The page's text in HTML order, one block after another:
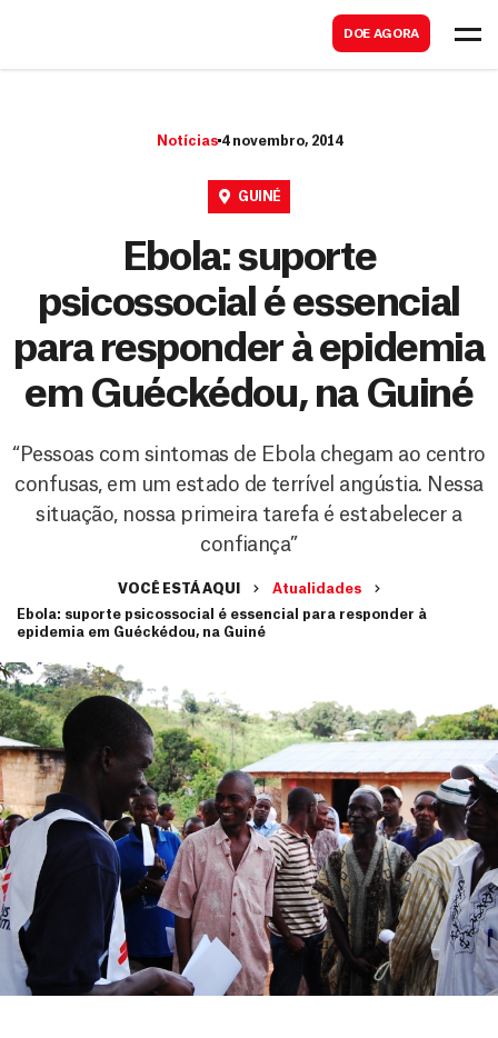
DOE AGORA
Notícias 4 novembro, 2014
GUINÉ
Ebola: suporte
psicossocial é essencial
para responder à epidemia
em Guéckédou, na Guiné
“Pessoas com sintomas de Ebola chegam ao centro
confusas, em um estado de terrível angústia. Nessa
situação, nossa primeira tarefa é estabelecer a
confiança”
VOCÊ ESTÁ AQUI
Atualidades
Ebola: suporte psicossocial é essencial para responder à
epidemia em Guéckédou, na Guiné
a
r